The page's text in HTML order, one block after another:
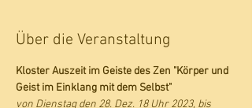
Über die Veranstaltung
Kloster Auszeit im Geiste des Zen "Körper und
Geist im Einklang mit dem Selbst"
von Dienstag den 28. Dez. 18 Uhr 2023, bis